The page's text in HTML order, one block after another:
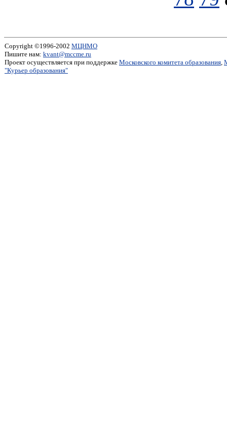
Copyright ©1996-2002 МЦНМО
Пишите нам: kvant@mccme.ru
Проект осуществляется при поддержке Московского комитета образования,
"Курьер образования"